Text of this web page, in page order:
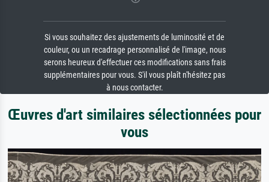
Si vous souhaitez des ajustements de luminosité et de
couleur, ou un recadrage personnalisé de l'image, nous
serons heureux d'effectuer ces modifications sans frais
supplémentaires pour vous. S'il vous plaît n'hésitez pas
à nous contacter.
Œuvres d'art similaires sélectionnées pour
vous